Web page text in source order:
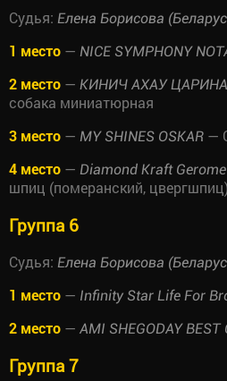
Судья: Елена Борисова
1 место — NICE SYMPHONY
2 место — КИНИЧ АХАУ ЦАРИНА
собака миниатюрная
3 место — MY SHINES OSKAR —
4 место — Diamond Kraft
шпиц (померанский,
Группа 6
Судья: Елена Борисова
1 место — Infinity Star Life For
2 место — AMI SHEGODAY BEST
Группа 7